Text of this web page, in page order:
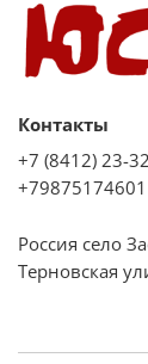
Тип сушки
Расход воды за
Класс мойки
Контакты
+7 (8412) 23-
+79875174601
Россия село
Терновская